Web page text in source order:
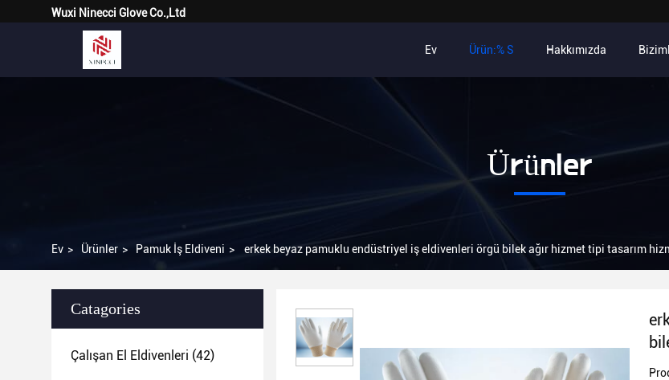
Wuxi Ninecci Glove Co.,Ltd
Ev Ürün:% S Hakkımızda
Ürünler
Ev > Ürünler > Pamuk İş Eldiveni > erkek beyaz pamuklu endüstriyel iş eldivenleri örgü bilek ağır hizmet tipi tasarım
Catagories
Çalışan El Eldivenleri (42)